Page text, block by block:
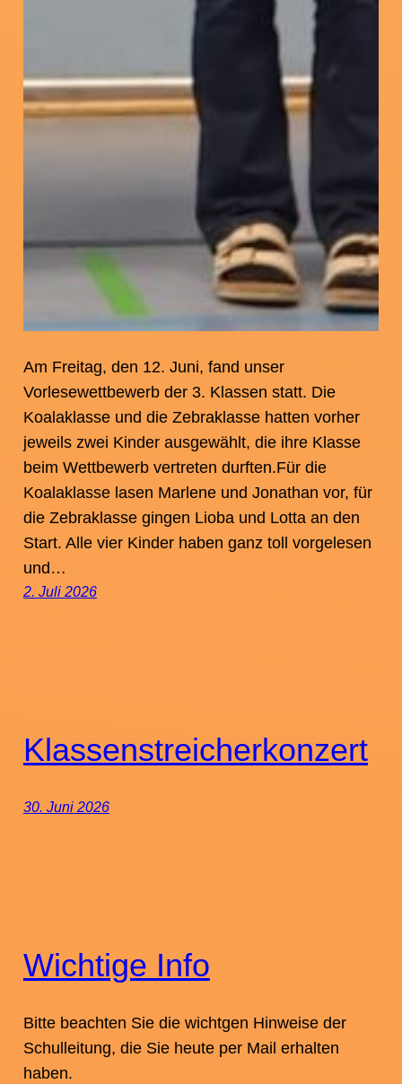
Am Freitag, den 12. Juni, fand unser
Vorlesewettbewerb der 3. Klassen statt. Die
Koalaklasse und die Zebraklasse hatten vorher
jeweils zwei Kinder ausgewählt, die ihre Klasse
beim Wettbewerb vertreten durften.Für die
Koalaklasse lasen Marlene und Jonathan vor, für
die Zebraklasse gingen Lioba und Lotta an den
Start. Alle vier Kinder haben ganz toll vorgelesen
und…
2. Juli 2026
Klassenstreicherkonzert
30. Juni 2026
Wichtige Info
Bitte beachten Sie die wichtgen Hinweise der
Schulleitung, die Sie heute per Mail erhalten
haben.